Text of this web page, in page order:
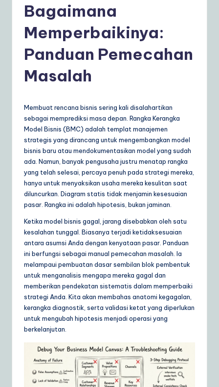
si
Y
o
D
ai
ly
G
ui
d
o
A
Bagaimana
Memperbaikinya:
Panduan Pemecahan
Masalah
Membuat rencana bisnis sering kali disalahartikan
sebagai memprediksi masa depan. Rangka Kerangka
Model Bisnis (BMC) adalah templat manajemen
strategis yang dirancang untuk mengembangkan model
bisnis baru atau mendokumentasikan model yang sudah
ada. Namun, banyak pengusaha justru menatap rangka
yang telah selesai, percaya penuh pada strategi mereka,
hanya untuk menyaksikan usaha mereka kesulitan saat
diluncurkan. Diagram statis tidak menjamin kesesuaian
pasar. Rangka ini adalah hipotesis, bukan jaminan.
Ketika model bisnis gagal, jarang disebabkan oleh satu
kesalahan tunggal. Biasanya terjadi ketidaksesuaian
antara asumsi Anda dengan kenyataan pasar. Panduan
ini berfungsi sebagai manual pemecahan masalah. Ia
melampaui pembuatan dasar sembilan blok pembentuk
untuk menganalisis mengapa mereka gagal dan
memberikan pendekatan sistematis dalam memperbaiki
strategi Anda. Kita akan membahas anatomi kegagalan,
kerangka diagnostik, serta validasi ketat yang diperlukan
untuk mengubah hipotesis menjadi operasi yang
berkelanjutan.